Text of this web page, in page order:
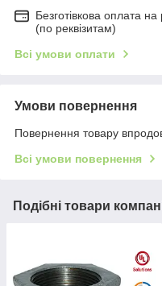
Безготівкова оплата
(по реквізитам)
Всі умови оплати
Умови повернення
Повернення товару
Всі умови повернення
Подібні товари